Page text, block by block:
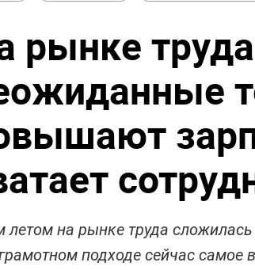
рынке
летом на рынке труда
подходе сейчас самое